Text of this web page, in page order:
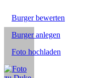
Burger bewerten
Burger anlegen
Foto hochladen